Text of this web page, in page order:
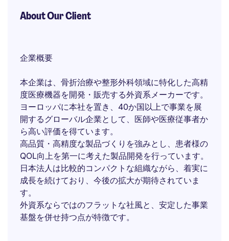
About Our Client
企業概要
本企業は、骨折治療や整形外科領域に特化した高精
度医療機器を開発・販売する外資系メーカーです。
ヨーロッパに本社を置き、40か国以上で事業を展
開するグローバル企業として、医師や医療従事者か
ら高い評価を得ています。
高品質・高精度な製品づくりを強みとし、患者様の
QOL向上を第一に考えた製品開発を行っています。
日本法人は比較的コンパクトな組織ながら、着実に
成長を続けており、今後の拡大が期待されていま
す。
外資系ならではのフラットな社風と、安定した事業
基盤を併せ持つ点が特徴です。